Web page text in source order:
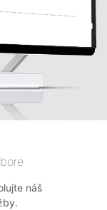
náš